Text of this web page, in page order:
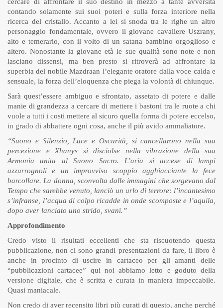
contando solamente sui suoi poteri e sulla forza interiore nella
ricerca del cristallo. Accanto a lei si snoda tra le righe un altro
personaggio fondamentale, ovvero il giovane cavaliere Uszrany,
alto e temerario, con il volto di un satana bambino orgoglioso e
altero. Nonostante la giovane età le sue qualità sono note e non
lasciano dissensi, ma ben presto si ritroverà ad affrontare la
superbia del nobile Mazdraan l’elegante oratore dalla voce calda e
sensuale, la forza dell’eloquenza che piega la volontà di chiunque.
Sarà quest’essere ambiguo e sfrontato, assetato di potere e dalle
manie di grandezza a cercare di mettere i bastoni tra le ruote a chi
vuole a tutti i costi mettere al sicuro quella forma di potere eccelso,
in grado di abbattere ogni cosa, anche il più avido ammaliatore.
“Suono e Silenzio, Luce e Oscurità, si cancellarono nella sua
percezione e Xhanys si disciolse nella vibrazione della sua
Armonia unita al Suono Sacro. L’aria si accese di lampi
azzurrognoli e un improvviso scoppio agghiacciante la fece
barcollare. La donna, sconvolta dalle immagini che sorgevano dal
Tempo che sarebbe venuto, lanciò un urlo di terrore: l’incantesimo
s’infranse, l’acqua di colpo ricadde in onde scomposte e l’aquila,
dopo aver lanciato uno strido, svanì.”
Approfondimento
Credo visto il risultati eccellenti che sta riscuotendo questa
pubblicazione, non ci sono grandi presentazioni da fare, il libro è
anche in procinto di uscire in cartaceo per gli amanti delle
“pubblicazioni cartacee” qui noi abbiamo letto e goduto della
versione digitale, che è scritta e curata in maniera impeccabile.
Quasi maniacale.
Non credo di aver recensito libri più curati di questo, anche perché